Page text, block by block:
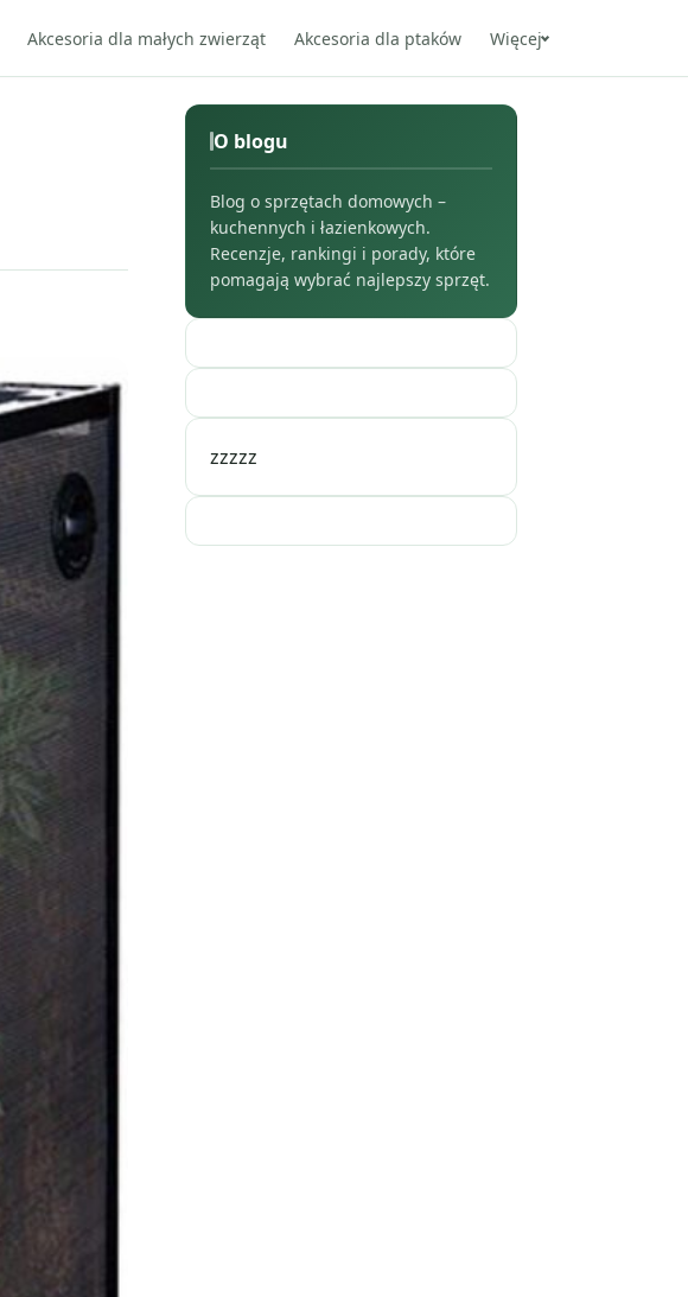
Akcesoria dla małych zwierząt Akcesoria dla ptaków Więcej
O blogu
Blog o sprzętach domowych –
kuchennych i łazienkowych.
Recenzje, rankingi i porady, które
pomagają wybrać najlepszy sprzęt.
zzzzz